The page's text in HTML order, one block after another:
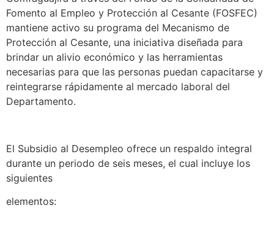
Fomento al Empleo y Protección al Cesante (FOSFEC)
mantiene activo su programa del Mecanismo de
Protección al Cesante, una iniciativa diseñada para
brindar un alivio económico y las herramientas
necesarias para que las personas puedan capacitarse y
reintegrarse rápidamente al mercado laboral del
Departamento.
El Subsidio al Desempleo ofrece un respaldo integral
durante un periodo de seis meses, el cual incluye los
siguientes
elementos: